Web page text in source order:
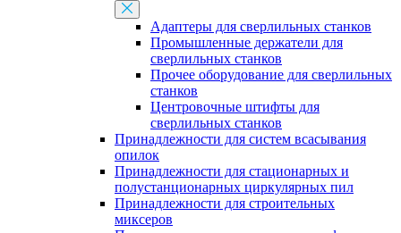
Адаптеры для сверлильных станков
Промышленные держатели для
сверлильных станков
Прочее оборудование для сверлильных
станков
Центровочные штифты для
сверлильных станков
Принадлежности для систем всасывания
опилок
Принадлежности для стационарных и
полустанционарных циркулярных пил
Принадлежности для строительных
миксеров